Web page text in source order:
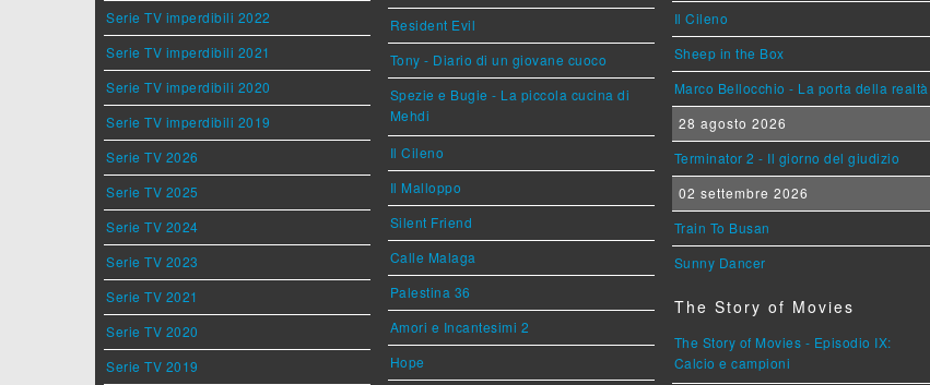
Serie TV imperdibili 2022
Serie TV imperdibili 2021
Serie TV imperdibili 2020
Serie TV imperdibili 2019
Serie TV 2026
Serie TV 2025
Serie TV 2024
Serie TV 2023
Serie TV 2021
Serie TV 2020
Serie TV 2019
Resident Evil
Tony - Diario di un giovane cuoco
Spezie e Bugie - La piccola cucina di
Mehdi
Il Cileno
Il Malloppo
Silent Friend
Calle Malaga
Palestina 36
Amori e Incantesimi 2
Hope
Il Cileno
Sheep in the Box
Marco Bellocchio - La porta della realtà
28 agosto 2026
Terminator 2 - Il giorno del giudizio
02 settembre 2026
Train To Busan
Sunny Dancer
The Story of Movies
The Story of Movies - Episodio IX:
Calcio e campioni